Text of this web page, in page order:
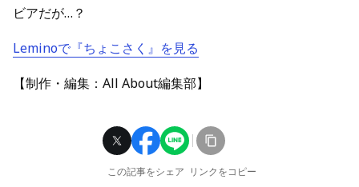
ビアだが…？
Leminoで『ちょこさく』を見る
【制作・編集：All About編集部】
この記事をシェア リンクをコピー